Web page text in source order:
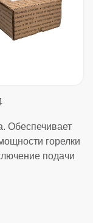
Обеспечивает
горелки
подачи